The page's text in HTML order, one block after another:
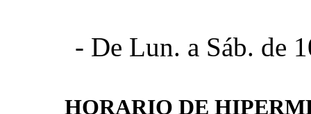
- De Lun. a Sáb. de
HORARIO DE